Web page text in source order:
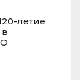
летие